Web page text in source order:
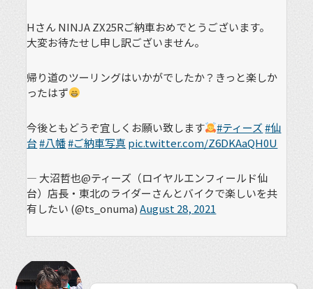
Hさん NINJA ZX25Rご納車おめでとうございます。
大変お待たせし申し訳ございません。
帰り道のツーリングはいかがでしたか？きっと楽しか
ったはず
今後ともどうぞ宜しくお願い致します #ティーズ#仙
台#八幡#ご納車写真pic.twitter.com/Z6DKAaQH0U
— 大沼哲也@ティーズ（ロイヤルエンフィールド仙
台）店長・東北のライダーさんとバイクで楽しいを共
有したい (@ts_onuma)August 28, 2021